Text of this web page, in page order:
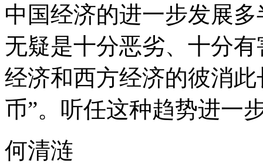
中国经济的进一步发展
无疑是十分恶劣、十分
经济和西方经济的彼消
币”。听任这种趋势进一
何清涟